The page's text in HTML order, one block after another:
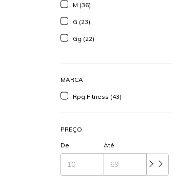
M (36)
G (23)
Gg (22)
MARCA
Rpg Fitness (43)
PREÇO
De Até